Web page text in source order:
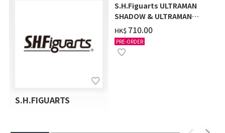
S.H.FIGUARTS
S.H.Figuarts ULTRAMAN
SHADOW & ULTRAMAN
ZEARTH OPTION PARTS
SET
HK$‌710.00
PRE-ORDER